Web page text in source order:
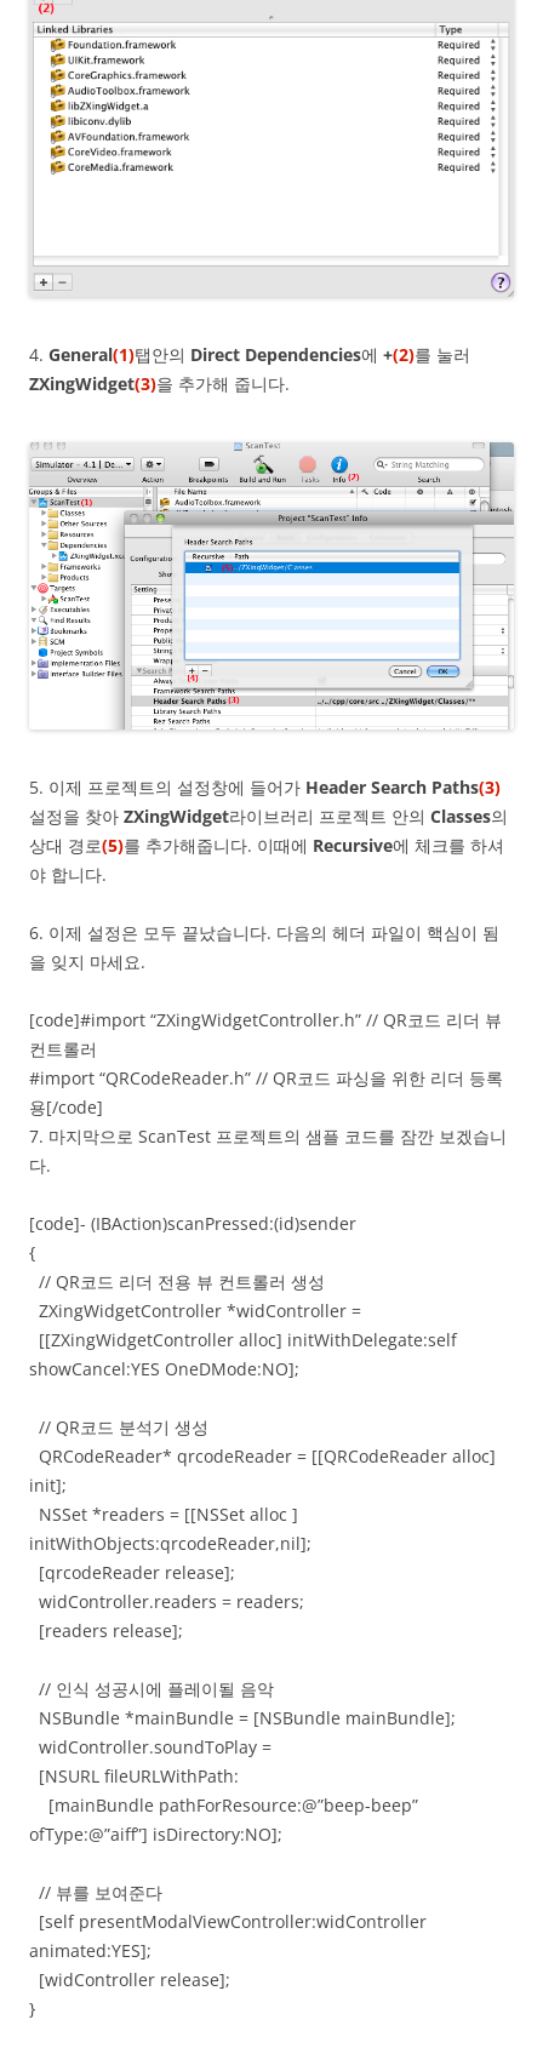
4. General(1)탭안의 Direct Dependencies에 +(2)를 눌러
ZXingWidget(3)을 추가해 줍니다.
5. 이제 프로젝트의 설정창에 들어가 Header Search Paths(3)
설정을 찾아 ZXingWidget라이브러리 프로젝트 안의 Classes의
상대 경로(5)를 추가해줍니다. 이때에 Recursive에 체크를 하셔
야 합니다.
6. 이제 설정은 모두 끝났습니다. 다음의 헤더 파일이 핵심이 됨
을 잊지 마세요.
[code]#import “ZXingWidgetController.h” // QR코드 리더 뷰
컨트롤러
#import “QRCodeReader.h” // QR코드 파싱을 위한 리더 등록
용[/code]
7. 마지막으로 ScanTest 프로젝트의 샘플 코드를 잠깐 보겠습니
다.
[code]- (IBAction)scanPressed:(id)sender
{
// QR코드 리더 전용 뷰 컨트롤러 생성
ZXingWidgetController *widController =
[[ZXingWidgetController alloc] initWithDelegate:self
showCancel:YES OneDMode:NO];
// QR코드 분석기 생성
QRCodeReader* qrcodeReader = [[QRCodeReader alloc]
init];
NSSet *readers = [[NSSet alloc ]
initWithObjects:qrcodeReader,nil];
[qrcodeReader release];
widController.readers = readers;
[readers release];
// 인식 성공시에 플레이될 음악
NSBundle *mainBundle = [NSBundle mainBundle];
widController.soundToPlay =
[NSURL fileURLWithPath:
[mainBundle pathForResource:@”beep-beep”
ofType:@”aiff”] isDirectory:NO];
// 뷰를 보여준다
[self presentModalViewController:widController
animated:YES];
[widController release];
}